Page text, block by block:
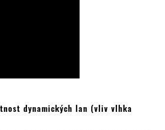
dynamických lan (vliv vlhka